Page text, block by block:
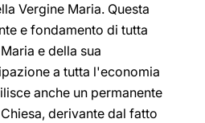
Vergine Maria. Questa
e fondamento di tutta
e della sua
a tutta l'economia
anche un permanente
derivante dal fatto